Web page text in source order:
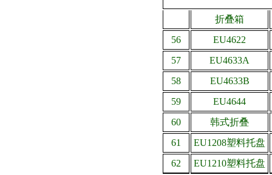
折叠箱
56
EU4622
57
EU4633A
58
EU4633B
59
EU4644
60
韩式折叠
61
EU1208塑料托盘
62
EU1210塑料托盘